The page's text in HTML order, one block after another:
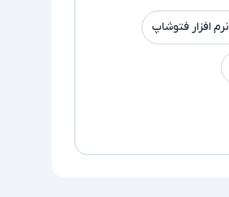
نرم افزار فتوشاپ